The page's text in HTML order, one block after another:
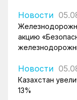
Новости
акцию
Новости
Казахстан
13%